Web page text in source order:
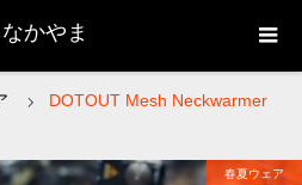
かやま
DOTOUT Mesh Neckwarmer
春夏ウェア